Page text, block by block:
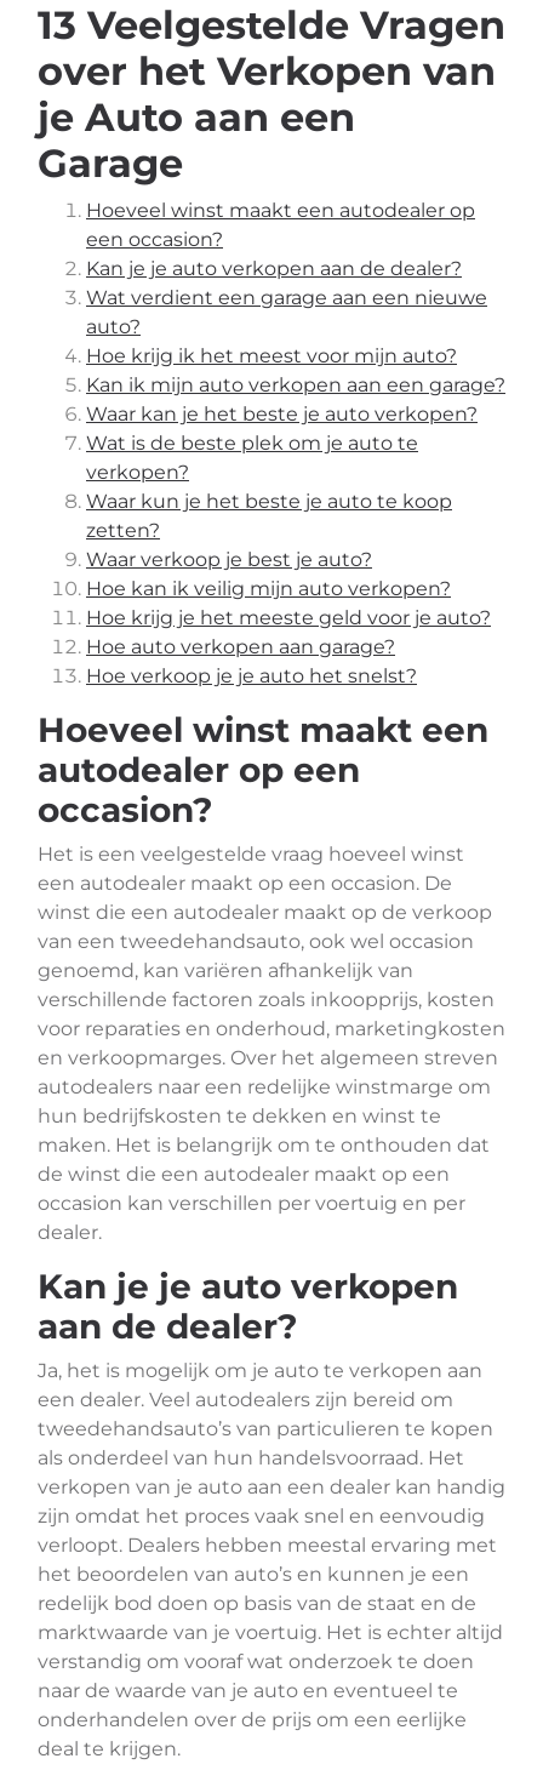
13 Veelgestelde Vragen
over het Verkopen van
je Auto aan een
Garage
Hoeveel winst maakt een autodealer op
een occasion?
Kan je je auto verkopen aan de dealer?
Wat verdient een garage aan een nieuwe
auto?
Hoe krijg ik het meest voor mijn auto?
Kan ik mijn auto verkopen aan een garage?
Waar kan je het beste je auto verkopen?
Wat is de beste plek om je auto te
verkopen?
Waar kun je het beste je auto te koop
zetten?
Waar verkoop je best je auto?
Hoe kan ik veilig mijn auto verkopen?
Hoe krijg je het meeste geld voor je auto?
Hoe auto verkopen aan garage?
Hoe verkoop je je auto het snelst?
Hoeveel winst maakt een
autodealer op een
occasion?
Het is een veelgestelde vraag hoeveel winst
een autodealer maakt op een occasion. De
winst die een autodealer maakt op de verkoop
van een tweedehandsauto, ook wel occasion
genoemd, kan variëren afhankelijk van
verschillende factoren zoals inkoopprijs, kosten
voor reparaties en onderhoud, marketingkosten
en verkoopmarges. Over het algemeen streven
autodealers naar een redelijke winstmarge om
hun bedrijfskosten te dekken en winst te
maken. Het is belangrijk om te onthouden dat
de winst die een autodealer maakt op een
occasion kan verschillen per voertuig en per
dealer.
Kan je je auto verkopen
aan de dealer?
Ja, het is mogelijk om je auto te verkopen aan
een dealer. Veel autodealers zijn bereid om
tweedehandsauto’s van particulieren te kopen
als onderdeel van hun handelsvoorraad. Het
verkopen van je auto aan een dealer kan handig
zijn omdat het proces vaak snel en eenvoudig
verloopt. Dealers hebben meestal ervaring met
het beoordelen van auto’s en kunnen je een
redelijk bod doen op basis van de staat en de
marktwaarde van je voertuig. Het is echter altijd
verstandig om vooraf wat onderzoek te doen
naar de waarde van je auto en eventueel te
onderhandelen over de prijs om een eerlijke
deal te krijgen.